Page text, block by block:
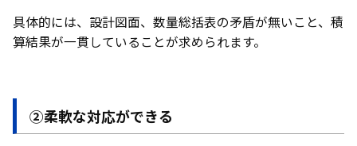
具体的には、設計図面、数量総括表の矛盾が無いこと、積
算結果が一貫していることが求められます。
②柔軟な対応ができる